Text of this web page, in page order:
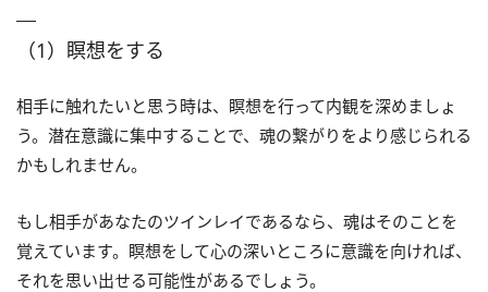
（1）瞑想をする
相手に触れたいと思う時は、瞑想を行って内観を深めましょ
う。潜在意識に集中することで、魂の繋がりをより感じられる
かもしれません。
もし相手があなたのツインレイであるなら、魂はそのことを
覚えています。瞑想をして心の深いところに意識を向ければ、
それを思い出せる可能性があるでしょう。